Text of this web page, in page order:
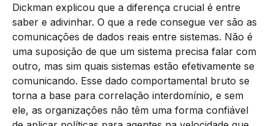
Dickman explicou que a diferença crucial é entre
saber e adivinhar. O que a rede consegue ver são as
comunicações de dados reais entre sistemas. Não é
uma suposição de que um sistema precisa falar com
outro, mas sim quais sistemas estão efetivamente se
comunicando. Esse dado comportamental bruto se
torna a base para correlação interdomínio, e sem
ele, as organizações não têm uma forma confiável